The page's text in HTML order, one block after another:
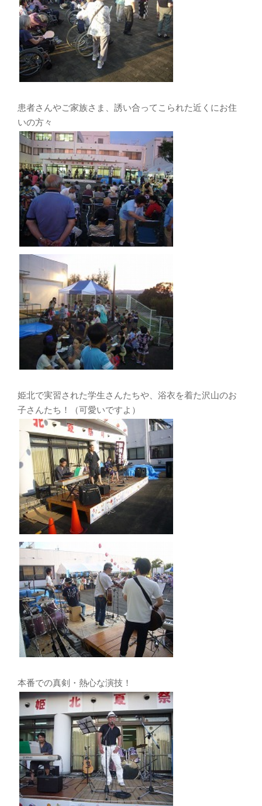
患者さんやご家族さま、誘い合ってこられた近くにお住
いの方々
姫北で実習された学生さんたちや、浴衣を着た沢山のお
子さんたち！（可愛いですよ）
本番での真剣・熱心な演技！